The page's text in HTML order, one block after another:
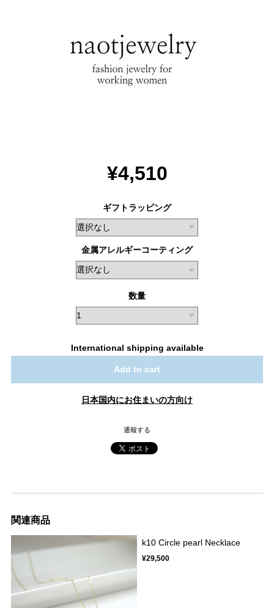
¥4,510
ギフトラッピング
金属アレルギーコーティング
数量
International shipping available
Add to cart
日本国内にお住まいの方向け
通報する
関連商品
k10 Circle pearl Necklace
¥29,500